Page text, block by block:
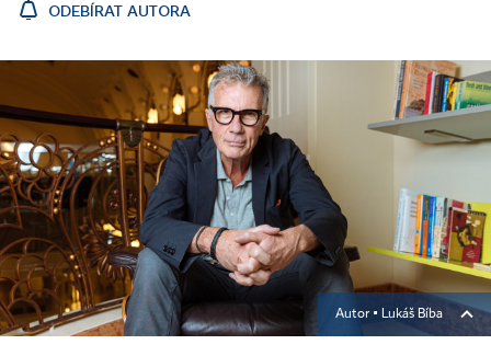
ODEBÍRAT AUTORA
Autor ▪ Lukáš Bíba